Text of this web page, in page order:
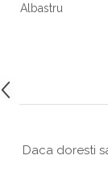
Albastru
Daca doresti